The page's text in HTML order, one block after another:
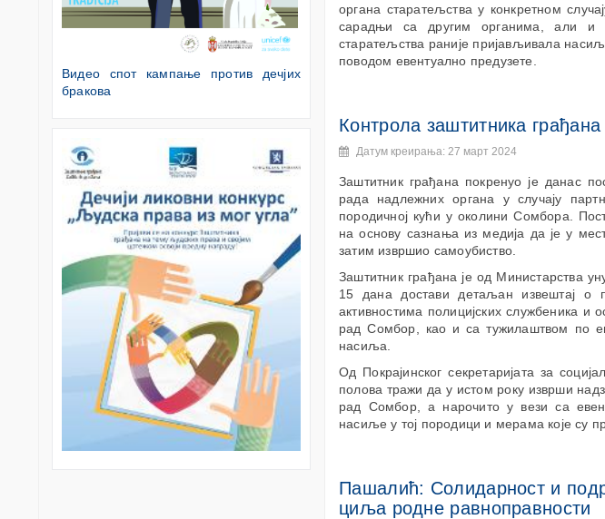
органа старатељства у конкретном
сарадњи са другим органима, али
старатељства раније пријављивала
поводом евентуално предузете.
Контрола заштитника
Датум креирања: 27 март 2024
Заштитник грађана покренуо је данас
рада надлежних органа у случају
породичној кући у околини Сомбора.
на основу сазнања из медија да је у
затим извршио самоубиство.
Заштитник грађана је од Министарства
15 дана достави детаљан извештај о
активностима полицијских службеника и
рад Сомбор, као и са тужилаштвом по
насиља.
Од Покрајинског секретаријата за
полова тражи да у истом року изврши
рад Сомбор, а нарочито у вези са
насиље у тој породици и мерама које су
Пашалић: Солидарност и
циља родне равноправности
Видео спот кампање против дечјих
бракова